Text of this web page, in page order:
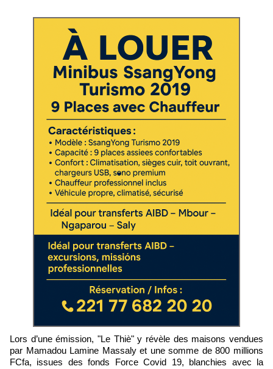
Lors d’une émission, "Le Thiè" y révèle des maisons vendues
par Mamadou Lamine Massaly et une somme de 800 millions
FCfa, issues des fonds Force Covid 19, blanchies avec la